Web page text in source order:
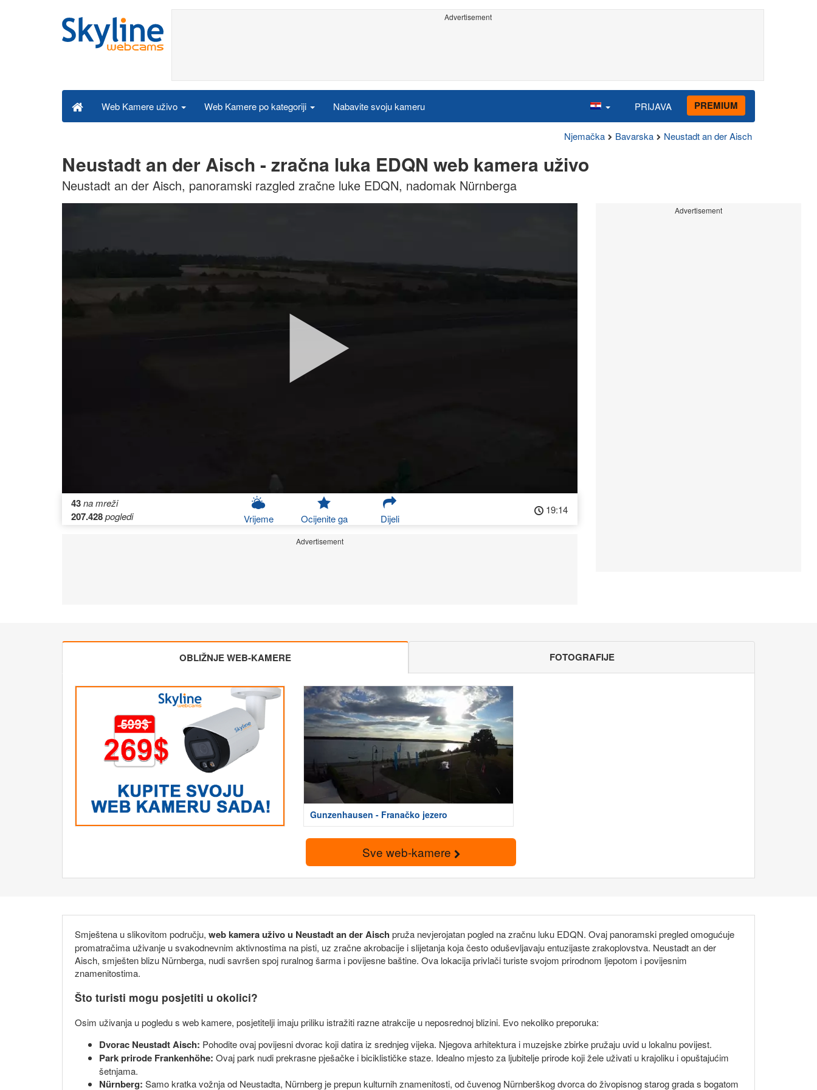
Advertisement
Web Kamere uživo Web Kamere po kategoriji Nabavite svoju kameru PRIJAVA PREMIUM
Njemačka Bavarska Neustadt an der Aisch
Neustadt an der Aisch - zračna luka EDQN web kamera uživo
Neustadt an der Aisch, panoramski razgled zračne luke EDQN, nadomak Nürnberga
43na mreži
207.428pogledi Vrijeme Ocijenite ga Dijeli
19:14
Advertisement
Advertisement
OBLIŽNJE WEB-KAMERE FOTOGRAFIJE
Gunzenhausen - Franačko jezero
Sve web-kamere
Smještena u slikovitom području, web kamera uživo u Neustadt an der Aisch pruža nevjerojatan pogled na zračnu luku EDQN. Ovaj panoramski pregled omogućuje
promatračima uživanje u svakodnevnim aktivnostima na pisti, uz zračne akrobacije i slijetanja koja često oduševljavaju entuzijaste zrakoplovstva. Neustadt an der
Aisch, smješten blizu Nürnberga, nudi savršen spoj ruralnog šarma i povijesne baštine. Ova lokacija privlači turiste svojom prirodnom ljepotom i povijesnim
znamenitostima.
Što turisti mogu posjetiti u okolici?
Osim uživanja u pogledu s web kamere, posjetitelji imaju priliku istražiti razne atrakcije u neposrednoj blizini. Evo nekoliko preporuka:
Dvorac Neustadt Aisch: Pohodite ovaj povijesni dvorac koji datira iz srednjeg vijeka. Njegova arhitektura i muzejske zbirke pružaju uvid u lokalnu povijest.
Park prirode Frankenhöhe: Ovaj park nudi prekrasne pješačke i biciklističke staze. Idealno mjesto za ljubitelje prirode koji žele uživati u krajoliku i opuštajućim
šetnjama.
Nürnberg: Samo kratka vožnja od Neustadta, Nürnberg je prepun kulturnih znamenitosti, od čuvenog Nürnberškog dvorca do živopisnog starog grada s bogatom